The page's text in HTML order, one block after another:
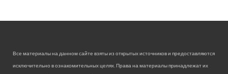
Все материалы на данном сайте взяты из открытых источников и предоставляются
исключительно в ознакомительных целях. Права на материалы принадлежат их